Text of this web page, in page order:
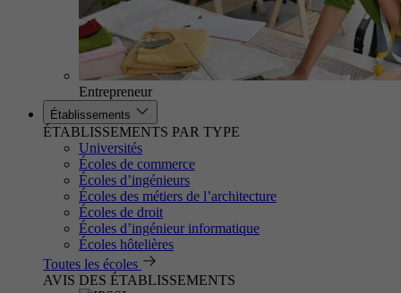
Entrepreneur
Établissements
ÉTABLISSEMENTS PAR TYPE
Universités
Écoles de commerce
Écoles d’ingénieurs
Écoles des métiers de l’architecture
Écoles de droit
Écoles d’ingénieur informatique
Écoles hôtelières
Toutes les écoles
AVIS DES ÉTABLISSEMENTS